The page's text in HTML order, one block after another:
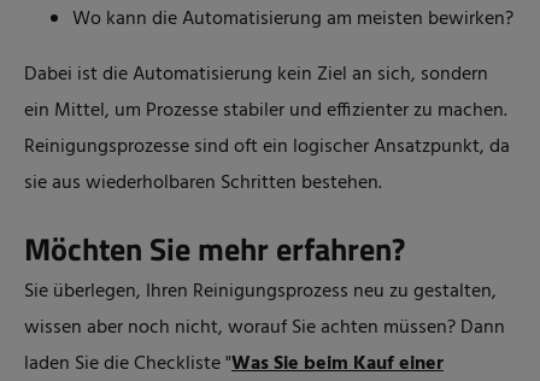
Wo kann die Automatisierung am meisten bewirken?
Dabei ist die Automatisierung kein Ziel an sich, sondern
ein Mittel, um Prozesse stabiler und effizienter zu machen.
Reinigungsprozesse sind oft ein logischer Ansatzpunkt, da
sie aus wiederholbaren Schritten bestehen.
Möchten Sie mehr erfahren?
Sie überlegen, Ihren Reinigungsprozess neu zu gestalten,
wissen aber noch nicht, worauf Sie achten müssen? Dann
laden Sie die Checkliste "Was Sie beim Kauf einer